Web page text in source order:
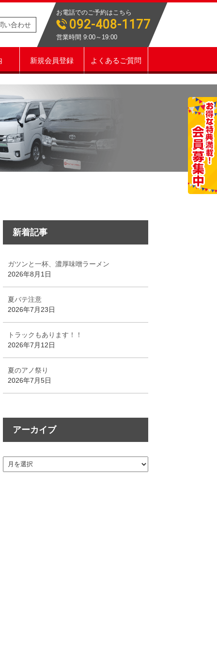
い合わせ
お電話でのご予約はこちら
092-408-1177
営業時間 9:00～19:00
新規会員登録 よくあるご質問
新着記事
ガツンと一杯、濃厚味噌ラーメン
2026年8月1日
夏バテ注意
2026年7月23日
トラックもあります！！
2026年7月12日
夏のアノ祭り
2026年7月5日
アーカイブ